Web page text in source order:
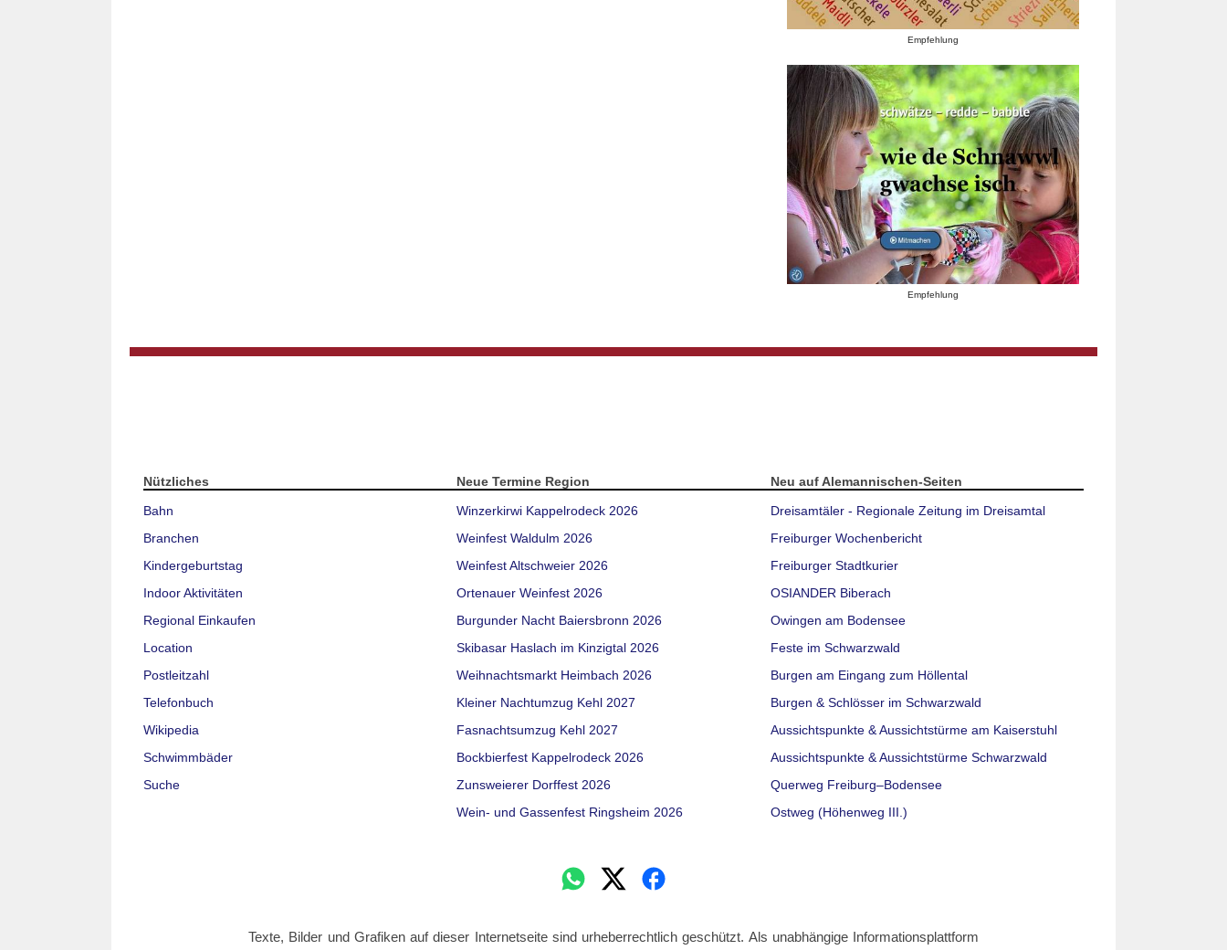
Empfehlung
Empfehlung
Nützliches
Bahn
Branchen
Kindergeburtstag
Indoor Aktivitäten
Regional Einkaufen
Location
Postleitzahl
Telefonbuch
Wikipedia
Schwimmbäder
Suche
Neue Termine Region
Winzerkirwi Kappelrodeck 2026
Weinfest Waldulm 2026
Weinfest Altschweier 2026
Ortenauer Weinfest 2026
Burgunder Nacht Baiersbronn 2026
Skibasar Haslach im Kinzigtal 2026
Weihnachtsmarkt Heimbach 2026
Kleiner Nachtumzug Kehl 2027
Fasnachtsumzug Kehl 2027
Bockbierfest Kappelrodeck 2026
Zunsweierer Dorffest 2026
Wein- und Gassenfest Ringsheim 2026
Neu auf Alemannischen-Seiten
Dreisamtäler - Regionale Zeitung im Dreisamtal
Freiburger Wochenbericht
Freiburger Stadtkurier
OSIANDER Biberach
Owingen am Bodensee
Feste im Schwarzwald
Burgen am Eingang zum Höllental
Burgen & Schlösser im Schwarzwald
Aussichtspunkte & Aussichtstürme am Kaiserstuhl
Aussichtspunkte & Aussichtstürme Schwarzwald
Querweg Freiburg–Bodensee
Ostweg (Höhenweg III.)
Texte, Bilder und Grafiken auf dieser Internetseite sind urheberrechtlich geschützt. Als unabhängige Informationsplattform